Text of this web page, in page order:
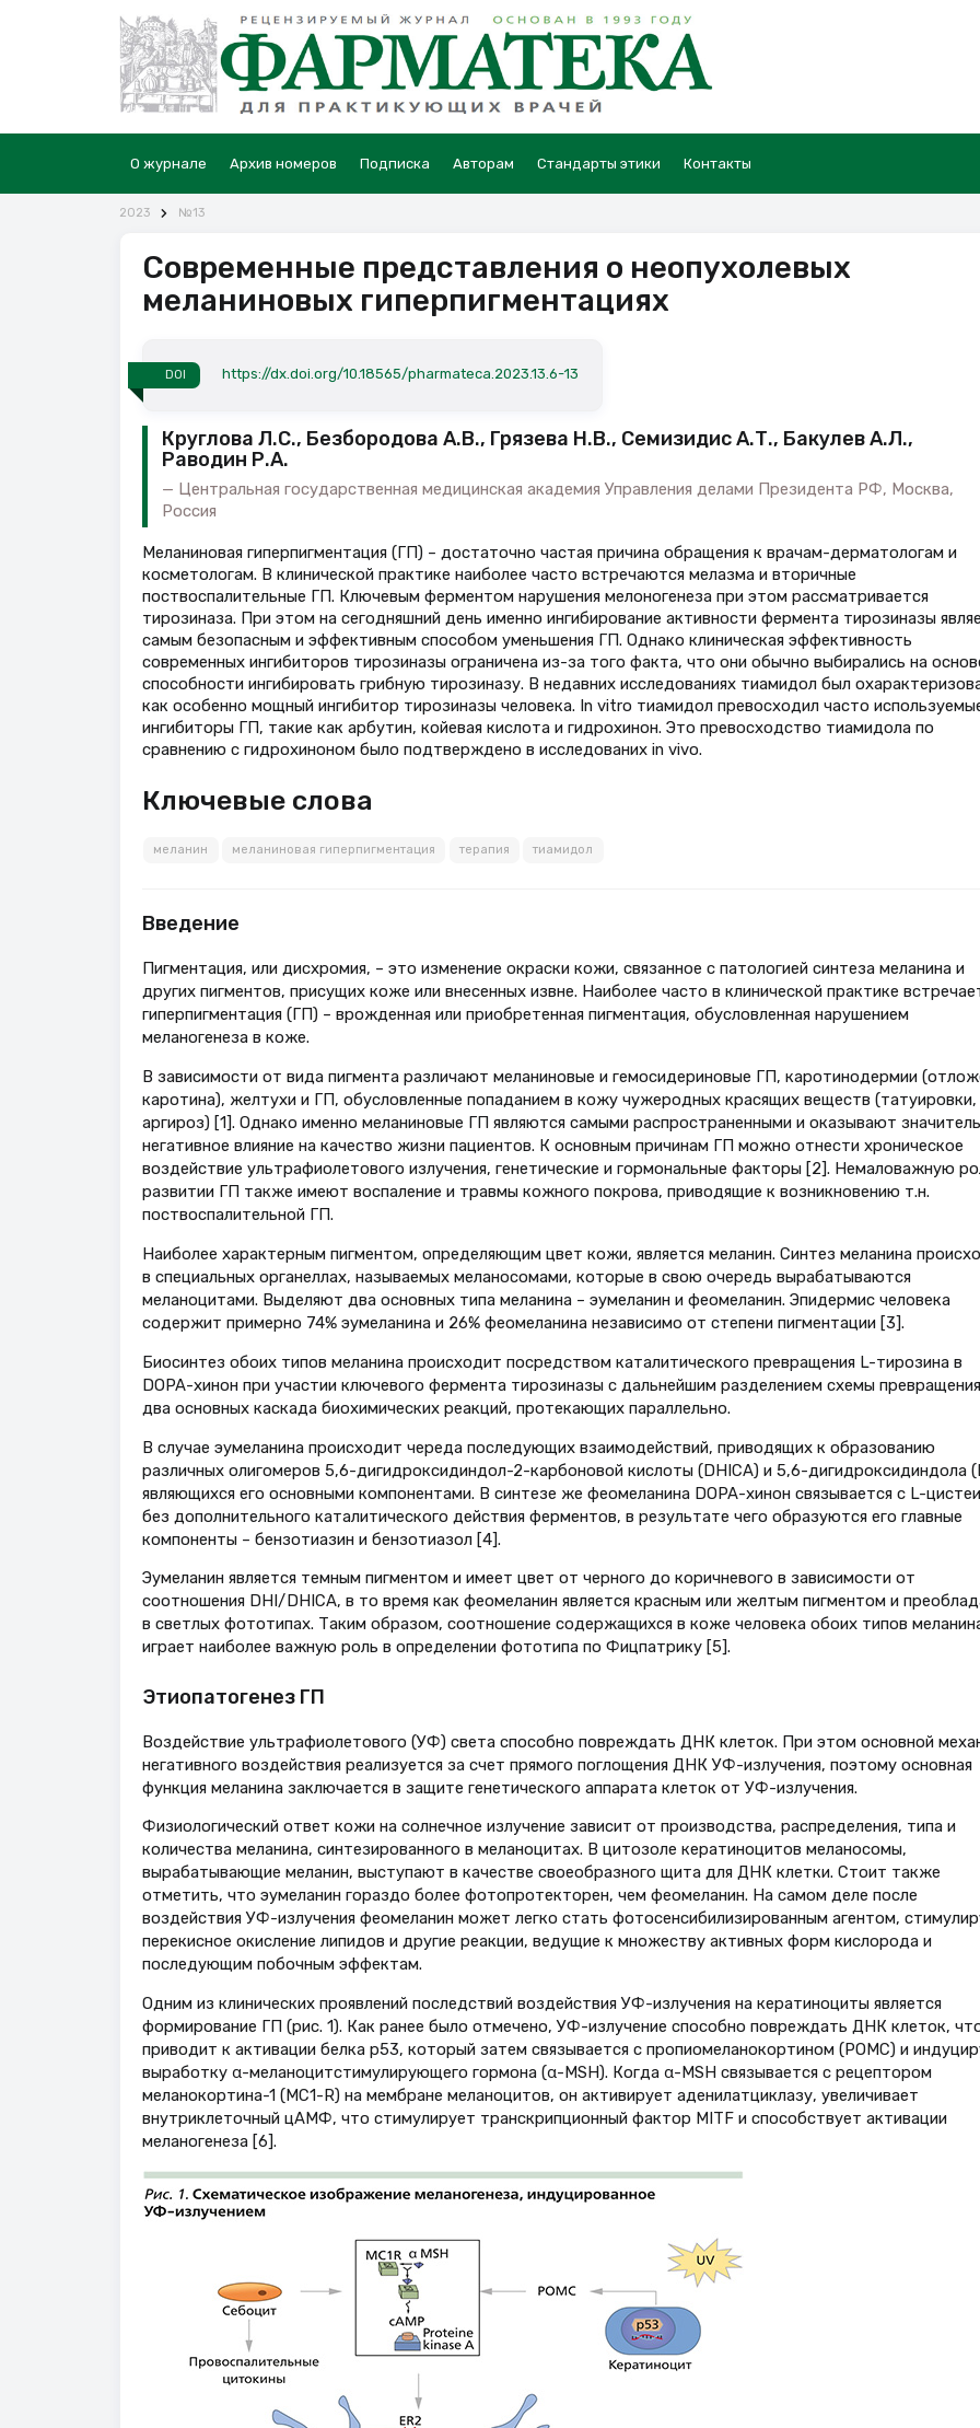
О журнале Архив номеров Подписка Авторам Стандарты этики Контакты
2023 №13
Современные представления о неопухолевых
меланиновых гиперпигментациях
DOI https://dx.doi.org/10.18565/pharmateca.2023.13.6-13
Круглова Л.С., Безбородова А.В., Грязева Н.В., Семизидис А.Т., Бакулев А.Л.,
Раводин Р.А.
Центральная государственная медицинская академия Управления делами Президента РФ, Москва,
Россия
Меланиновая гиперпигментация (ГП) – достаточно частая причина обращения к врачам-дерматологам и
косметологам. В клинической практике наиболее часто встречаются мелазма и вторичные
поствоспалительные ГП. Ключевым ферментом нарушения мелоногенеза при этом рассматривается
тирозиназа. При этом на сегодняшний день именно ингибирование активности фермента тирозиназы
самым безопасным и эффективным способом уменьшения ГП. Однако клиническая эффективность
современных ингибиторов тирозиназы ограничена из-за того факта, что они обычно выбирались на
способности ингибировать грибную тирозиназу. В недавних исследованиях тиамидол был
как особенно мощный ингибитор тирозиназы человека. In vitro тиамидол превосходил часто
ингибиторы ГП, такие как арбутин, койевая кислота и гидрохинон. Это превосходство тиамидола по
сравнению с гидрохиноном было подтверждено в исследованих in vivo.
Ключевые слова
меланин меланиновая гиперпигментация терапия тиамидол
Введение
Пигментация, или дисхромия, – это изменение окраски кожи, связанное с патологией синтеза меланина и
других пигментов, присущих коже или внесенных извне. Наиболее часто в клинической практике
гиперпигментация (ГП) – врожденная или приобретенная пигментация, обусловленная нарушением
меланогенеза в коже.
В зависимости от вида пигмента различают меланиновые и гемосидериновые ГП, каротинодермии
каротина), желтухи и ГП, обусловленные попаданием в кожу чужеродных красящих веществ (татуировки,
аргироз) [1]. Однако именно меланиновые ГП являются самыми распространенными и оказывают
негативное влияние на качество жизни пациентов. К основным причинам ГП можно отнести хроническое
воздействие ультрафиолетового излучения, генетические и гормональные факторы [2]. Немаловажную
развитии ГП также имеют воспаление и травмы кожного покрова, приводящие к возникновению т.н.
поствоспалительной ГП.
Наиболее характерным пигментом, определяющим цвет кожи, является меланин. Синтез меланина
в специальных органеллах, называемых меланосомами, которые в свою очередь вырабатываются
меланоцитами. Выделяют два основных типа меланина – эумеланин и феомеланин. Эпидермис человека
содержит примерно 74% эумеланина и 26% феомеланина независимо от степени пигментации [3].
Биосинтез обоих типов меланина происходит посредством каталитического превращения L-тирозина в
DOPA-хинон при участии ключевого фермента тирозиназы с дальнейшим разделением схемы
два основных каскада биохимических реакций, протекающих параллельно.
В случае эумеланина происходит череда последующих взаимодействий, приводящих к образованию
различных олигомеров 5,6-дигидроксидиндол-2-карбоновой кислоты (DHICA) и 5,6-дигидроксидиндола
являющихся его основными компонентами. В синтезе же феомеланина DOPA-хинон связывается с L-
без дополнительного каталитического действия ферментов, в результате чего образуются его главные
компоненты – бензотиазин и бензотиазол [4].
Эумеланин является темным пигментом и имеет цвет от черного до коричневого в зависимости от
соотношения DHI/DHICA, в то время как феомеланин является красным или желтым пигментом и
в светлых фототипах. Таким образом, соотношение содержащихся в коже человека обоих типов
играет наиболее важную роль в определении фототипа по Фицпатрику [5].
Этиопатогенез ГП
Воздействие ультрафиолетового (УФ) света способно повреждать ДНК клеток. При этом основной
негативного воздействия реализуется за счет прямого поглощения ДНК УФ-излучения, поэтому основная
функция меланина заключается в защите генетического аппарата клеток от УФ-излучения.
Физиологический ответ кожи на солнечное излучение зависит от производства, распределения, типа и
количества меланина, синтезированного в меланоцитах. В цитозоле кератиноцитов меланосомы,
вырабатывающие меланин, выступают в качестве своеобразного щита для ДНК клетки. Стоит также
отметить, что эумеланин гораздо более фотопротекторен, чем феомеланин. На самом деле после
воздействия УФ-излучения феомеланин может легко стать фотосенсибилизированным агентом,
перекисное окисление липидов и другие реакции, ведущие к множеству активных форм кислорода и
последующим побочным эффектам.
Одним из клинических проявлений последствий воздействия УФ-излучения на кератиноциты является
формирование ГП (рис. 1). Как ранее было отмечено, УФ-излучение способно повреждать ДНК клеток,
приводит к активации белка p53, который затем связывается с пропиомеланокортином (POMC) и
выработку α-меланоцитстимулирующего гормона (α-MSH). Когда α-MSH связывается с рецептором
меланокортина-1 (MC1-R) на мембране меланоцитов, он активирует аденилатциклазу, увеличивает
внутриклеточный цАМФ, что стимулирует транскрипционный фактор MITF и способствует активации
меланогенеза [6].